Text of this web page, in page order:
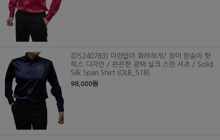
(DS240783) 미련없이 화려하게/ 장미 한송이 핫
픽스 디자인 / 은은한 광택 실크 스판 셔츠 / Solid
Silk Span Shirt (OLB_518)
98,000원